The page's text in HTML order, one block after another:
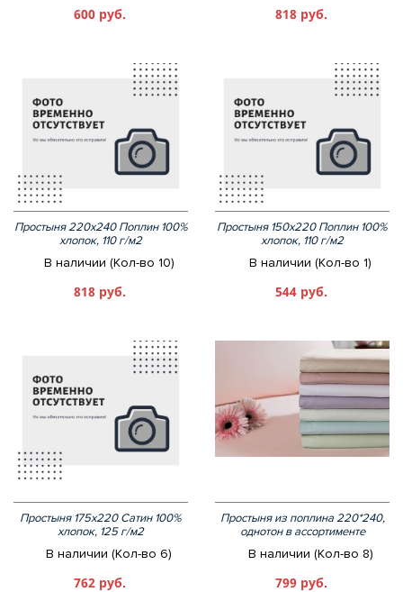
600 руб. 818 руб.
Простыня 220х240 Поплин 100%
хлопок, 110 г/м2
В наличии (Кол-во 10)
818 руб.
Простыня 150х220 Поплин 100%
хлопок, 110 г/м2
В наличии (Кол-во 1)
544 руб.
Простыня 175х220 Сатин 100%
хлопок, 125 г/м2
В наличии (Кол-во 6)
762 руб.
Простыня из поплина 220*240,
однотон в ассортименте
В наличии (Кол-во 8)
799 руб.